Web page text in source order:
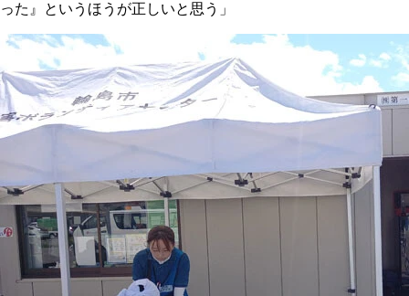
った』というほうが正しいと思う」